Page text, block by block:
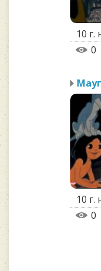
10 г.
0
10 г.
0